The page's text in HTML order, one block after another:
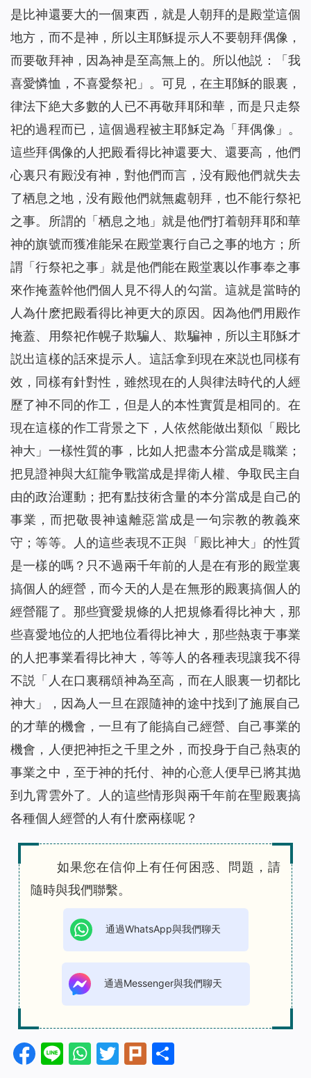
是比神還要大的一個東西，就是人朝拜的是殿堂這個
地方，而不是神，所以主耶穌提示人不要朝拜偶像，
而要敬拜神，因為神是至高無上的。所以他説：「我
喜愛憐恤，不喜愛祭祀」。可見，在主耶穌的眼裏，
律法下絶大多數的人已不再敬拜耶和華，而是只走祭
祀的過程而已，這個過程被主耶穌定為「拜偶像」。
這些拜偶像的人把殿看得比神還要大、還要高，他們
心裏只有殿没有神，對他們而言，没有殿他們就失去
了栖息之地，没有殿他們就無處朝拜，也不能行祭祀
之事。所謂的「栖息之地」就是他們打着朝拜耶和華
神的旗號而獲准能呆在殿堂裏行自己之事的地方；所
謂「行祭祀之事」就是他們能在殿堂裏以作事奉之事
來作掩蓋幹他們個人見不得人的勾當。這就是當時的
人為什麽把殿看得比神更大的原因。因為他們用殿作
掩蓋、用祭祀作幌子欺騙人、欺騙神，所以主耶穌才
説出這樣的話來提示人。這話拿到現在來説也同樣有
效，同樣有針對性，雖然現在的人與律法時代的人經
歷了神不同的作工，但是人的本性實質是相同的。在
現在這樣的作工背景之下，人依然能做出類似「殿比
神大」一樣性質的事，比如人把盡本分當成是職業；
把見證神與大紅龍争戰當成是捍衛人權、争取民主自
由的政治運動；把有點技術含量的本分當成是自己的
事業，而把敬畏神遠離惡當成是一句宗教的教義來
守；等等。人的這些表現不正與「殿比神大」的性質
是一樣的嗎？只不過兩千年前的人是在有形的殿堂裏
搞個人的經營，而今天的人是在無形的殿裏搞個人的
經營罷了。那些寶愛規條的人把規條看得比神大，那
些喜愛地位的人把地位看得比神大，那些熱衷于事業
的人把事業看得比神大，等等人的各種表現讓我不得
不説「人在口裏稱頌神為至高，而在人眼裏一切都比
神大」，因為人一旦在跟隨神的途中找到了施展自己
的才華的機會，一旦有了能搞自己經營、自己事業的
機會，人便把神拒之千里之外，而投身于自己熱衷的
事業之中，至于神的托付、神的心意人便早已將其抛
到九霄雲外了。人的這些情形與兩千年前在聖殿裏搞
各種個人經營的人有什麽兩樣呢？
如果您在信仰上有任何困惑、問題，請
隨時與我們聯繫。
通過WhatsApp與我們聊天
通過Messenger與我們聊天
Facebook
LineWhatsApp
Twitter
Plurk